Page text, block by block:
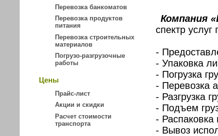
Перевозка банкоматов
Перевозка продуктов
питания
Перевозка строительных
материалов
Погрузо-разгрузочные
работы
Цены
Прайс-лист
Акции и скидки
Расчет стоимости
транспорта
Компания
спектр
-
- Упаковка
- Погрузка
- Перевозка
- Разгрузка
- Подъем
-
- Вывоз